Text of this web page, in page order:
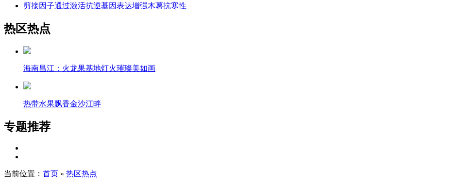
剪接因子通过激活抗逆基因表达增强木薯抗寒性
热区热点
海南昌江：火龙果基地灯火璀璨美如画
热带水果飘香金沙江畔
专题推荐
当前位置： 首页 » 热区热点